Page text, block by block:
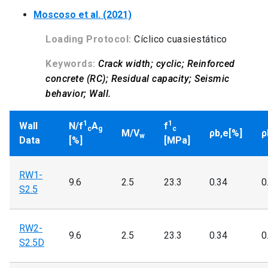
Moscoso et al. (2021)
Loading Protocol: Cíclico cuasiestático
Keywords: Crack width; cyclic; Reinforced
concrete (RC); Residual capacity; Seismic
behavior; Wall.
Wall
Data
N/f1
cAg
[%]
M/Vw
f1
c
[MPa]
ρb,e[%]
RW1-
S2.5
9.6 2.5 23.3 0.34
RW2-
S2.5D
9.6 2.5 23.3 0.34